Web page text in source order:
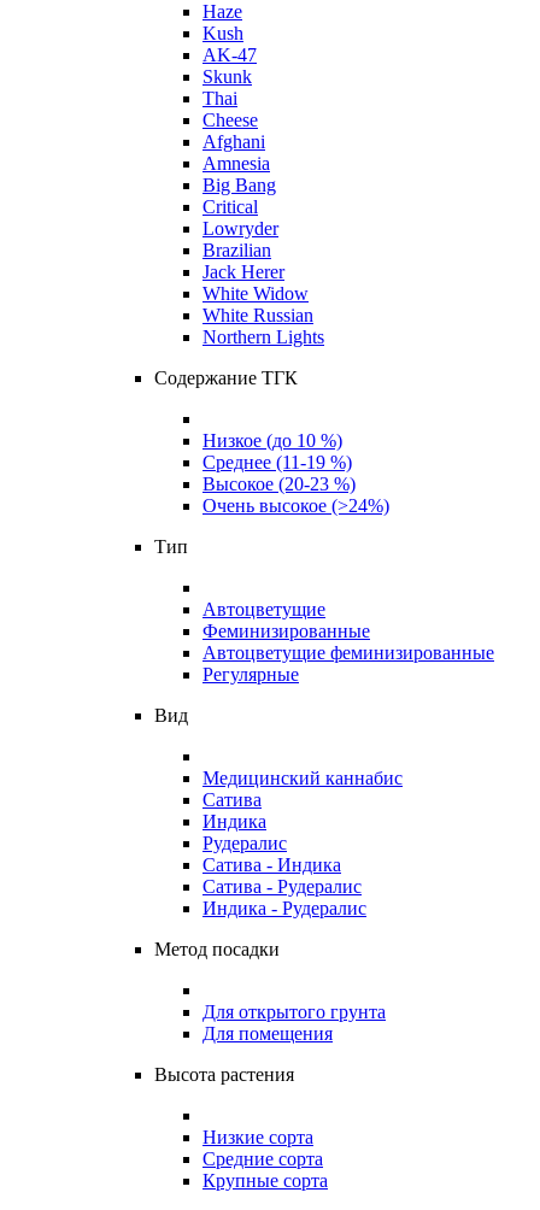
Haze
Kush
AK-47
Skunk
Thai
Cheese
Afghani
Amnesia
Big Bang
Critical
Lowryder
Brazilian
Jack Herer
White Widow
White Russian
Northern Lights
Содержание ТГК
Низкое (до 10 %)
Среднее (11-19 %)
Высокое (20-23 %)
Очень высокое (>24%)
Тип
Автоцветущие
Феминизированные
Автоцветущие феминизированные
Регулярные
Вид
Медицинский каннабис
Сатива
Индика
Рудералис
Сатива - Индика
Сатива - Рудералис
Индика - Рудералис
Метод посадки
Для открытого грунта
Для помещения
Высота растения
Низкие сорта
Средние сорта
Крупные сорта